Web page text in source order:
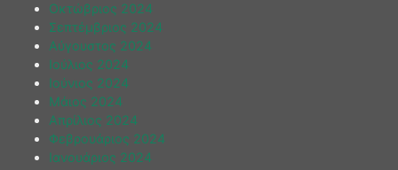
Οκτώβριος 2024
Σεπτέμβριος 2024
Αύγουστος 2024
Ιούλιος 2024
Ιούνιος 2024
Μάιος 2024
Απρίλιος 2024
Φεβρουάριος 2024
Ιανουάριος 2024